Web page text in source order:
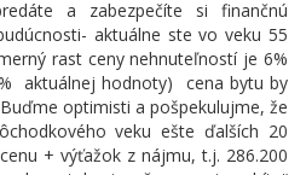
a zabezpečíte si finančnú
aktuálne ste vo veku 55
rast ceny nehnuteľností je 6%
aktuálnej hodnoty)
cena bytu by
optimisti a pošpekulujme, že
veku ešte ďalších 20
+ výťažok z nájmu, t.j. 286.200